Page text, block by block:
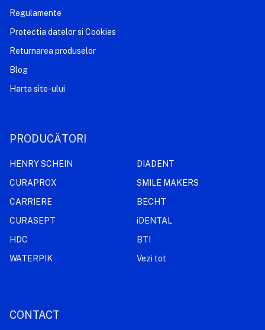
Regulamente
Protectia datelor si Cookies
Returnarea produselor
Blog
Harta site-ului
PRODUCĂTORI
HENRY SCHEIN
CURAPROX
CARRIERE
CURASEPT
HDC
WATERPIK
DIADENT
SMILE MAKERS
BECHT
iDENTAL
BTI
Vezi tot
CONTACT